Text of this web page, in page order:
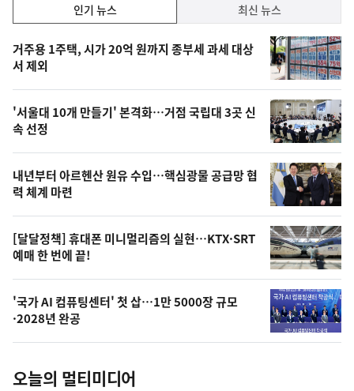
기,
최
신,
오
늘
의
영
상
오
늘
의
사
진
인기 뉴스 최신 뉴스
기
뉴
스
거주용 1주택, 시가 20억 원까지 종부세 과세 대상
서 제외
'서울대 10개 만들기' 본격화…거점 국립대 3곳 신
속 선정
내년부터 아르헨산 원유 수입…핵심광물 공급망 협
력 체계 마련
[달달정책] 휴대폰 미니멀리즘의 실현…KTX·SRT
예매 한 번에 끝!
'국가 AI 컴퓨팅센터' 첫 삽…1만 5000장 규모
·2028년 완공
오늘의 멀티미디어